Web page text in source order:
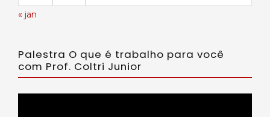
« jan
Palestra O que é trabalho para você
com Prof. Coltri Junior